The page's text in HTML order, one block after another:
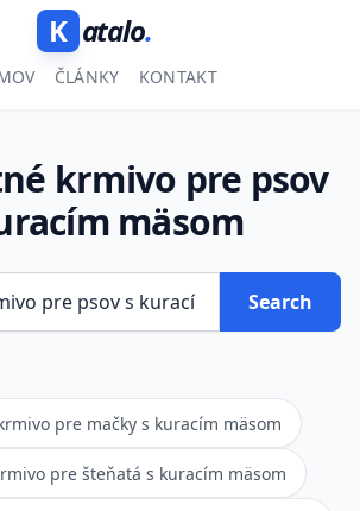
K atalo.
ČLÁNKY KONTAKT
krmivo pre psov
mäsom
Search
pre mačky s kuracím mäsom
pre šteňatá s kuracím mäsom